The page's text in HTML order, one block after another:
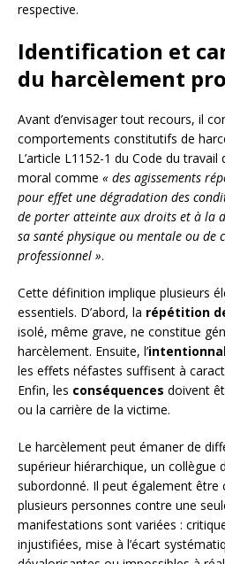
respective.
Identification et
du harcèlement
Avant d’envisager tout recours, il
comportements constitutifs de
L’article L1152-1 du Code du
moral comme « des agissements
pour effet une dégradation des
de porter atteinte aux droits et à la
sa santé physique ou mentale ou de
professionnel ».
Cette définition implique plusieurs
essentiels. D’abord, la répétition
isolé, même grave, ne constitue
harcèlement. Ensuite, l’
les effets néfastes suffisent à
Enfin, les conséquences doivent
ou la carrière de la victime.
Le harcèlement peut émaner de
supérieur hiérarchique, un collègue
subordonné. Il peut également être
plusieurs personnes contre une
manifestations sont variées :
injustifiées, mise à l’écart